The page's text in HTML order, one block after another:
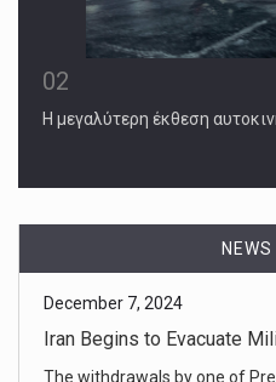
02
Η μεγαλύτερη έκθεση
NEWS
December 7, 2024
Large Protests Call for
Demonstrations in the city